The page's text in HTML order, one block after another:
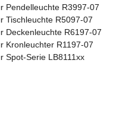
Pendelleuchte R3997-07
Tischleuchte R5097-07
Deckenleuchte R6197-07
Kronleuchter R1197-07
Spot-Serie LB8111xx